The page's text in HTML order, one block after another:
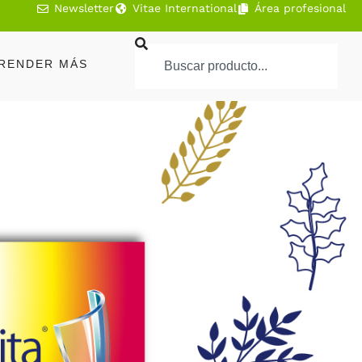
Newsletter Vitae International Área profesional
MÁS